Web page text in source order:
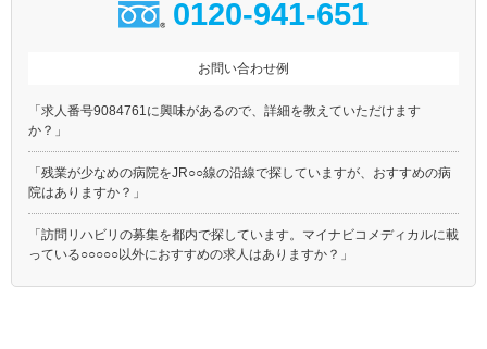
0120-941-651
お問い合わせ例
「求人番号9084761に興味があるので、詳細を教えていただけます
か？」
「残業が少なめの病院をJR○○線の沿線で探していますが、おすすめの病
院はありますか？」
「訪問リハビリの募集を都内で探しています。マイナビコメディカルに載
っている○○○○○以外におすすめの求人はありますか？」